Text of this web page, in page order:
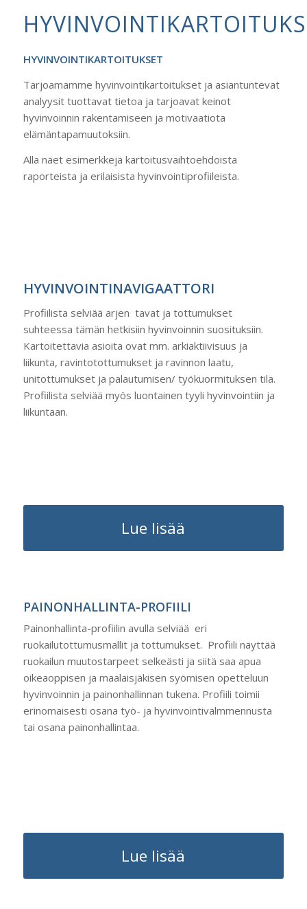
HYVINVOINTIKARTOITUKSET
Tarjoamamme hyvinvointikartoitukset ja asiantuntevat
analyysit tuottavat tietoa ja tarjoavat keinot
hyvinvoinnin rakentamiseen ja motivaatiota
elämäntapamuutoksiin.
Alla näet esimerkkejä kartoitusvaihtoehdoista
raporteista ja erilaisista hyvinvointiprofiileista.
HYVINVOINTINAVIGAATTORI
Profiilista selviää arjen tavat ja tottumukset
suhteessa tämän hetkisiin hyvinvoinnin suosituksiin.
Kartoitettavia asioita ovat mm. arkiaktiivisuus ja
liikunta, ravintotottumukset ja ravinnon laatu,
unitottumukset ja palautumisen/ työkuormituksen tila.
Profiilista selviää myös luontainen tyyli hyvinvointiin ja
liikuntaan.
Lue lisää
PAINONHALLINTA-PROFIILI
Painonhallinta-profiilin avulla selviää eri
ruokailutottumusmallit ja tottumukset. Profiili näyttää
ruokailun muutostarpeet selkeästi ja siitä saa apua
oikeaoppisen ja maalaisjäkisen syömisen opetteluun
hyvinvoinnin ja painonhallinnan tukena. Profiili toimii
erinomaisesti osana työ- ja hyvinvointivalmmennusta
tai osana painonhallintaa.
Lue lisää